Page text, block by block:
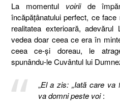
La momentul voiriide
încăpăţânatului perfect, ce
realitatea exterioară,
vedea doar ceea ce era în
ceea ce-şi doreau, le
spunându-le Cuvântul lui
„El a zis: „Iată care va
va domni peste voi: